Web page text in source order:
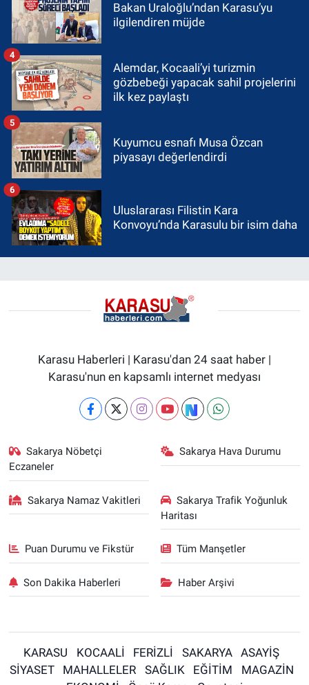
Bakan Uraloğlu’ndan Karasu’yu
ilgilendiren müjde
Alemdar, Kocaali’yi turizmin
gözbebeği yapacak sahil projelerini
ilk kez paylaştı
4
Kuyumcu esnafı Musa Özcan
piyasayı değerlendirdi
5
Uluslararası Filistin Kara
Konvoyu’nda Karasulu bir isim daha
6
Karasu Haberleri | Karasu'dan 24 saat haber |
Karasu'nun en kapsamlı internet medyası
Sakarya Nöbetçi
Eczaneler
Sakarya Hava Durumu
Sakarya Namaz Vakitleri
Sakarya Trafik Yoğunluk
Haritası
Puan Durumu ve Fikstür Tüm Manşetler
Son Dakika Haberleri Haber Arşivi
KARASU KOCAALİ FERİZLİ SAKARYA
ASAYİŞ
SİYASET
MAHALLELER SAĞLIK EĞİTİM
MAGAZİN